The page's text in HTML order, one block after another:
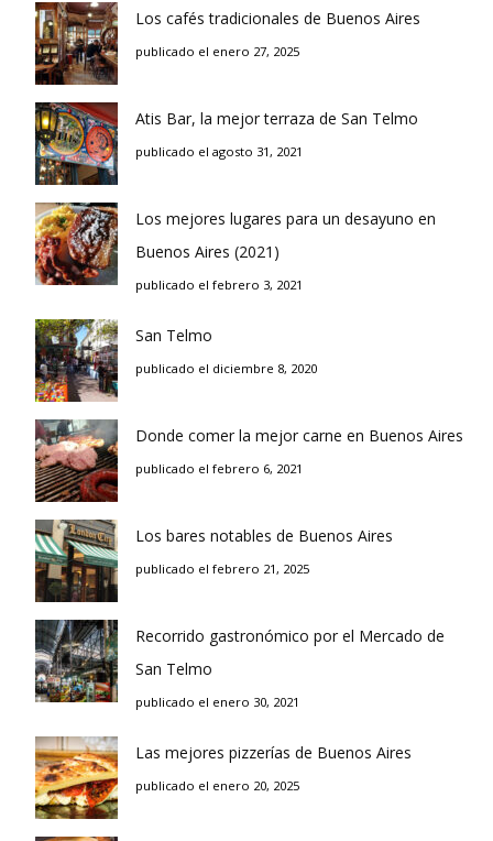
Los cafés tradicionales de Buenos Aires
publicado el enero 27, 2025
Atis Bar, la mejor terraza de San Telmo
publicado el agosto 31, 2021
Los mejores lugares para un desayuno en
Buenos Aires (2021)
publicado el febrero 3, 2021
San Telmo
publicado el diciembre 8, 2020
Donde comer la mejor carne en Buenos Aires
publicado el febrero 6, 2021
Los bares notables de Buenos Aires
publicado el febrero 21, 2025
Recorrido gastronómico por el Mercado de
San Telmo
publicado el enero 30, 2021
Las mejores pizzerías de Buenos Aires
publicado el enero 20, 2025